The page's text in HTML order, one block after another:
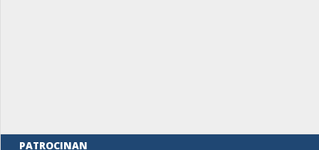
PATROCINAN